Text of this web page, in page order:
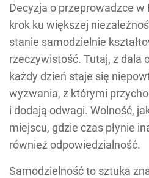
Decyzja o przeprowadzce w
krok ku większej
stanie samodzielnie
rzeczywistość. Tutaj, z dala
każdy dzień staje się
wyzwania, z którymi
i dodają odwagi. Wolność,
miejscu, gdzie czas płynie
również odpowiedzialność.
Samodzielność to sztuka